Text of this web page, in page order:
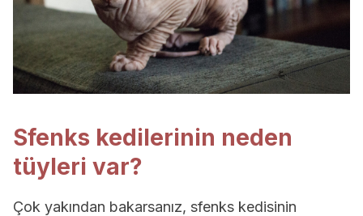
Sfenks kedilerinin neden
tüyleri var?
Çok yakından bakarsanız, sfenks kedisinin